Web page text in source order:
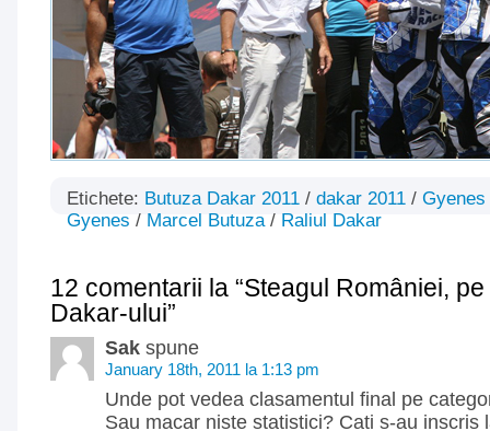
Etichete: Butuza Dakar 2011 / dakar 2011 / Gyenes
Gyenes / Marcel Butuza/ Raliul Dakar
12 comentarii la “Steagul României,
Dakar-ului”
Sak spune
January 18th, 2011 la 1:13 pm
Unde pot vedea clasamentul final pe
Sau macar niste statistici? Cati s-au inscris